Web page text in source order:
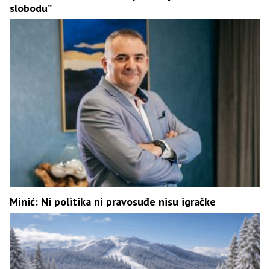
slobodu”
Minić: Ni politika ni pravosuđe nisu igračke